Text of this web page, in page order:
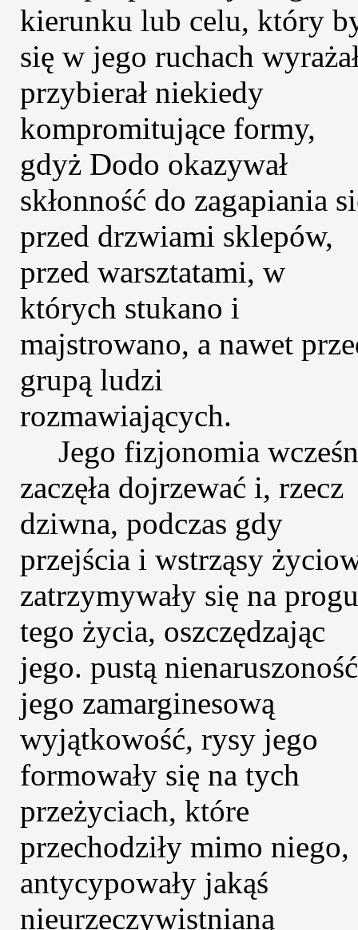
kierunku lub celu, który
się w jego ruchach
przybierał niekiedy
kompromitujące formy,
gdyż Dodo okazywał
skłonność do zagapiania
przed drzwiami sklepów,
przed warsztatami, w
których stukano i
majstrowano, a nawet
grupą ludzi
rozmawiających.
Jego fizjonomia
zaczęła dojrzewać i, rzecz
dziwna, podczas gdy
przejścia i wstrząsy
zatrzymywały się na progu
tego życia, oszczędzając
jego. pustą
jego zamarginesową
wyjątkowość, rysy jego
formowały się na tych
przeżyciach, które
przechodziły mimo niego,
antycypowały jakąś
nieurzeczywistnianą